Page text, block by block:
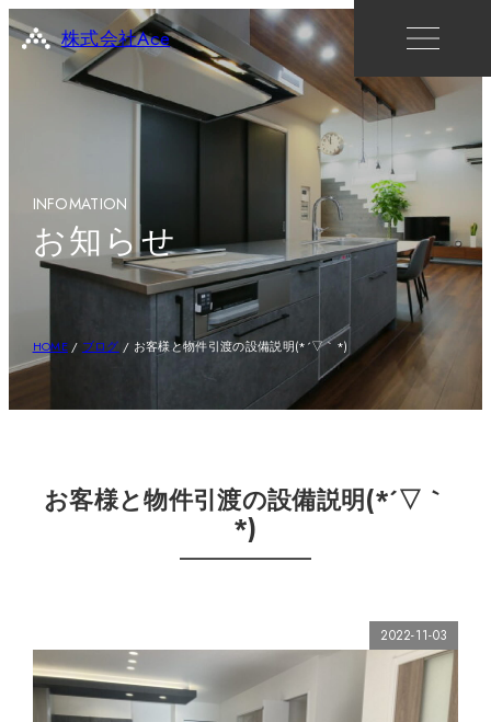
株式会社Ace
INFOMATION
お知らせ
HOME/ ブログ / お客様と物件引渡の設備説明(*´▽｀*)
お客様と物件引渡の設備説明(*´▽｀
*)
2022-11-03